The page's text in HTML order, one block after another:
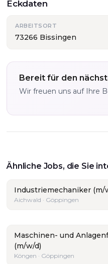
Eckdaten
ARBEITSORT
73266 Bissingen
Bereit für den
Wir freuen uns auf Ihre
Ähnliche Jobs, die Sie
Industriemechaniker (m/
Aichwald · Göppingen
Maschinen- und
(m/w/d)
Köngen · Göppingen